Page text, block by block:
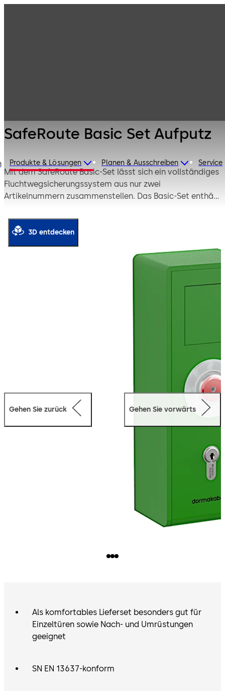
Produkte & Lösungen Planen & Ausschreiben Service
SafeRoute Basic Set Aufputz
Mit dem SafeRoute Basic-Set lässt sich ein vollständiges
Fluchtwegsicherungssystem aus nur zwei
Artikelnummern zusammenstellen. Das Basic-Set enthält
Nottaster und Steuereinheit, sondern auch
umfangreiches Zubehör. So können beispielsweise eine
bauseitige Zutrittskontrolle und zusätzliche
Schlüsseltaster komfortabel an eine Verteilerplatine
angeschlossen werden. Auch der für analoge
Weiterverwendung einer vorhandenen dormakaba TV
500-Türverriegelung unkompliziert möglich ist.
Gehen Sie zurück Gehen Sie vorwärts
3D entdecken
Als komfortables Lieferset besonders gut für
Einzeltüren sowie Nach- und Umrüstungen
geeignet
SN EN 13637-konform